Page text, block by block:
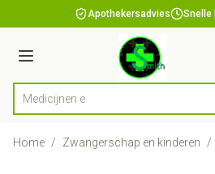
Ga naar de inhoudApothekersadvies Snelle
Menu
Product, merk, categorie...
Home / Zwangerschap en kinderen /